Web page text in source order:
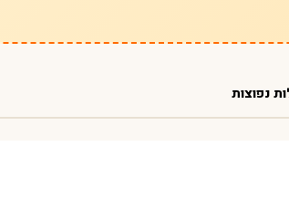
נפוצות